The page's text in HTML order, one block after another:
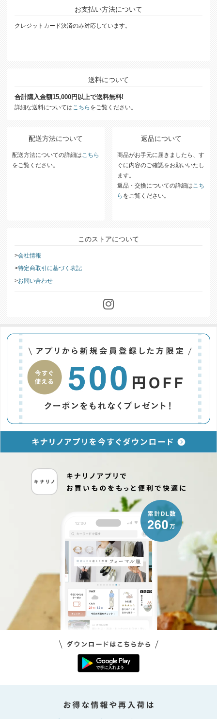
お支払い方法について
クレジットカード決済のみ対応しています。
送料について
合計購入金額15,000円以上で送料無料!
詳細な送料については こちら をご覧ください。
配送方法について
配送方法についての詳細は こちら
をご覧ください。
返品について
商品がお手元に届きましたら、す
ぐに内容のご確認をお願いいたし
ます。
返品・交換についての詳細は こち
ら をご覧ください。
このストアについて
会社情報
特定商取引に基づく表記
お問い合わせ